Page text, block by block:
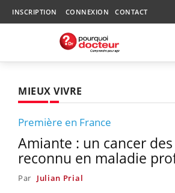
INSCRIPTION CONNEXION CONTACT
MIEUX VIVRE
Première en France
Amiante : un cancer
reconnu en maladie
Par Julian Prial